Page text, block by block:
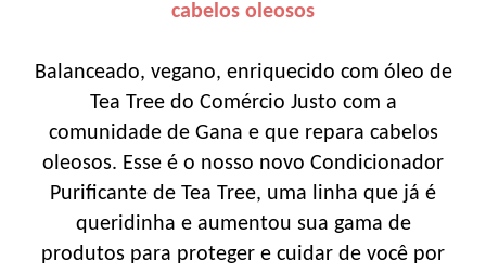
cabelos oleosos
Balanceado, vegano, enriquecido com óleo de
Tea Tree do Comércio Justo com a
comunidade de Gana e que repara cabelos
oleosos. Esse é o nosso novo Condicionador
Purificante de Tea Tree, uma linha que já é
queridinha e aumentou sua gama de
produtos para proteger e cuidar de você por